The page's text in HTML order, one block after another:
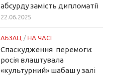
абсурду замість дипломатії
22.06.2025
АБЗАЦ / НА ЧАСІ
Спаскудження перемоги:
росія влаштувала
«культурний» шабаш у залі